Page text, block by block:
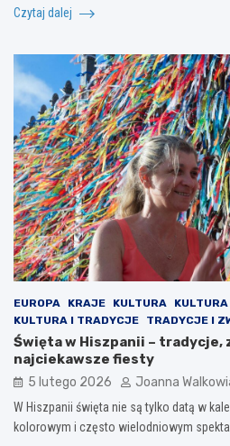
Czytaj dalej
EUROPA KRAJE KULTURA
KULTURA I TRADYCJE
TRADYCJE I
Święta w Hiszpanii – tradycje,
najciekawsze fiesty
5 lutego 2026 Joanna
W Hiszpanii święta nie są tylko datą w
kolorowym i często wielodniowym